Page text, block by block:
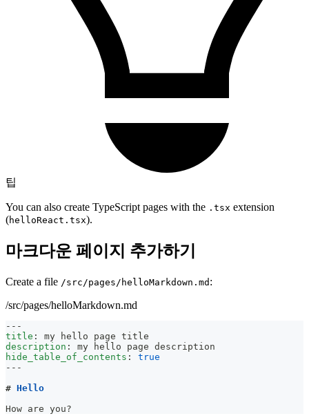
팁
You can also create TypeScript pages with the .tsx extension
(helloReact.tsx).
마크다운 페이지 추가하기
Create a file /src/pages/helloMarkdown.md :
/src/pages/helloMarkdown.md
---
title :
my hello page title
description :
my hello page description
hide_table_of_contents :
true
---
# Hello
How are you?